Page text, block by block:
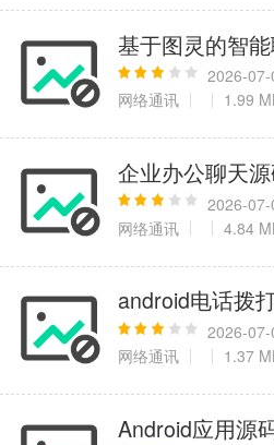
医疗健康
6千+款应用
母婴育
2百+款
9百+款应用
基于图灵的智能
2026-07-
网络通讯
1.99
企业办公聊天
2026-07-
网络通讯
4.84
android电话拨
2026-07-
网络通讯
1.37
Android应用源